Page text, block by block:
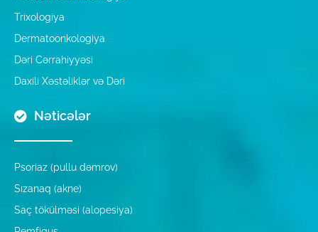
Trixologiya
Dermatoonkologiya
Dəri Cərrahiyyəsi
Daxili Xəstəliklər və Dəri
Nəticələr
Psoriaz (pullu dəmrov)
Sızanaq (akne)
Saç tökülməsi (alopesiya)